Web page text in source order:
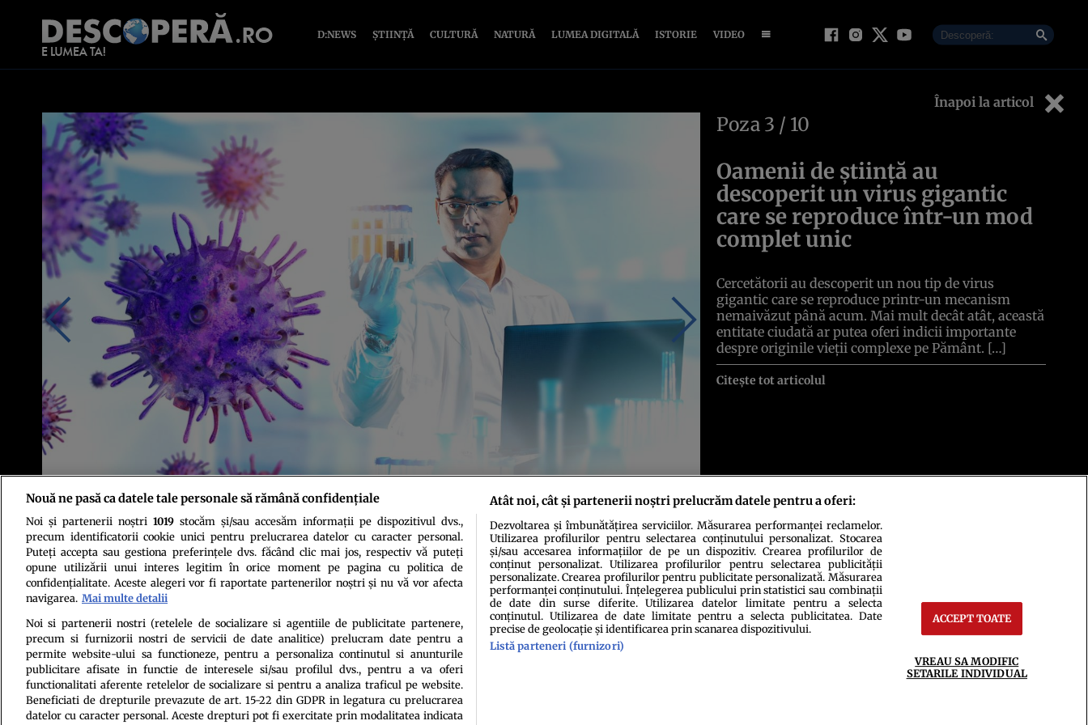
D:NEWS ȘTIINȚĂ CULTURĂ NATURĂ LUMEA DIGITALĂ ISTORIE VIDEO
Înapoi la articol
Foto: Shutterstock
Poza 3 / 10
Oamenii de știință au
descoperit un virus gigantic
care se reproduce într-un mod
complet unic
Cercetătorii au descoperit un nou tip de virus
gigantic care se reproduce printr-un mecanism
nemaivăzut până acum. Mai mult decât atât, această
entitate ciudată ar putea oferi indicii importante
despre originile vieții complexe pe Pământ. […]
Citește tot articolul
Politica de confidenţialitatePolitica de cookiesTermeni şi condiţii Echipa redacțională ContactSetări Cookies
Nouă ne pasă ca datele tale personale să rămână confidențiale
Noi și partenerii noștri 1019stocăm și/sau accesăm informații pe dispozitivul dvs.,
precum identificatorii cookie unici pentru prelucrarea datelor cu caracter personal.
Puteți accepta sau gestiona preferințele dvs. făcând clic mai jos, respectiv vă puteți
opune utilizării unui interes legitim în orice moment pe pagina cu politica de
confidențialitate. Aceste alegeri vor fi raportate partenerilor noștri și nu vă vor afecta
navigarea. Mai multe detalii
Noi si partenerii nostri (retelele de socializare si agentiile de publicitate partenere,
precum si furnizorii nostri de servicii de date analitice) prelucram date pentru a
permite website-ului sa functioneze, pentru a personaliza continutul si anunturile
publicitare afisate in functie de interesele si/sau profilul dvs., pentru a va oferi
functionalitati aferente retelelor de socializare si pentru a analiza traficul pe website.
Beneficiati de drepturile prevazute de art. 15-22 din GDPR in legatura cu prelucrarea
datelor cu caracter personal. Aceste drepturi pot fi exercitate prin modalitatea indicata
Atât noi, cât și partenerii noștri prelucrăm datele pentru a oferi:
Dezvoltarea și îmbunătățirea serviciilor. Măsurarea performanței reclamelor.
Utilizarea profilurilor pentru selectarea conținutului personalizat. Stocarea
și/sau accesarea informațiilor de pe un dispozitiv. Crearea profilurilor de
conținut personalizat. Utilizarea profilurilor pentru selectarea publicității
personalizate. Crearea profilurilor pentru publicitate personalizată. Măsurarea
performanței conținutului. Înțelegerea publicului prin statistici sau combinații
de date din surse diferite. Utilizarea datelor limitate pentru a selecta
conținutul. Utilizarea de date limitate pentru a selecta publicitatea. Date
precise de geolocație și identificarea prin scanarea dispozitivului.
Listă parteneri (furnizori)
ACCEPT TOATE
VREAU SA MODIFIC
SETARILE INDIVIDUAL